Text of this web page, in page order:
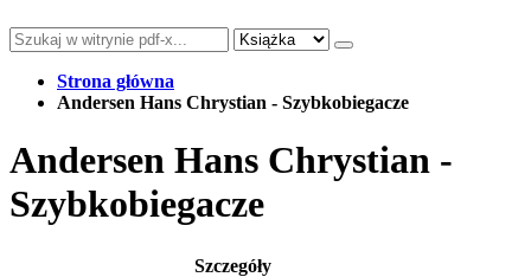
Strona główna
Andersen Hans Chrystian - Szybkobiegacze
Andersen Hans Chrystian -
Szybkobiegacze
Szczegóły